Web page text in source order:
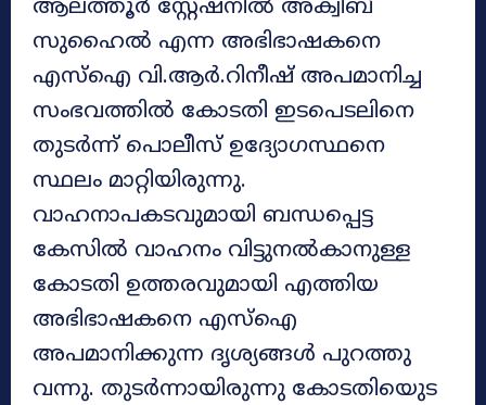
ആലത്തൂർ സ്റ്റേഷനിൽ അക്വിബ്
സുഹൈൽ എന്ന അഭിഭാഷകനെ
എസ്ഐ വി.ആർ.റിനീഷ് അപമാനിച്ച
സംഭവത്തിൽ കോടതി ഇടപെടലിനെ
തുടർന്ന് പൊലീസ് ഉദ്യോഗസ്ഥനെ
സ്ഥലം മാറ്റിയിരുന്നു.
വാഹനാപകടവുമായി ബന്ധപ്പെട്ട
കേസിൽ വാഹനം വിട്ടുനൽകാനുള്ള
കോടതി ഉത്തരവുമായി എത്തിയ
അഭിഭാഷകനെ എസ്ഐ
അപമാനിക്കുന്ന ദൃശ്യങ്ങൾ പുറത്തു
വന്നു. തുടർന്നായിരുന്നു കോടതിയുെട